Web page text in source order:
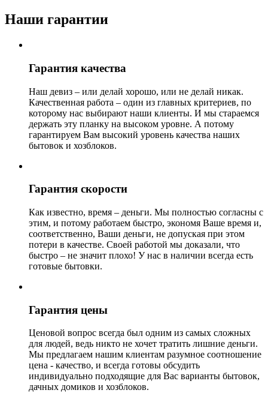
Наши гарантии
Гарантия качества
Наш девиз – или делай хорошо, или не делай никак.
Качественная работа – один из главных критериев, по
которому нас выбирают наши клиенты. И мы стараемся
держать эту планку на высоком уровне. А потому
гарантируем Вам высокий уровень качества наших
бытовок и хозблоков.
Гарантия скорости
Как известно, время – деньги. Мы полностью согласны с
этим, и потому работаем быстро, экономя Ваше время и,
соответственно, Ваши деньги, не допуская при этом
потери в качестве. Своей работой мы доказали, что
быстро – не значит плохо! У нас в наличии всегда есть
готовые бытовки.
Гарантия цены
Ценовой вопрос всегда был одним из самых сложных
для людей, ведь никто не хочет тратить лишние деньги.
Мы предлагаем нашим клиентам разумное соотношение
цена - качество, и всегда готовы обсудить
индивидуально подходящие для Вас варианты бытовок,
дачных домиков и хозблоков.